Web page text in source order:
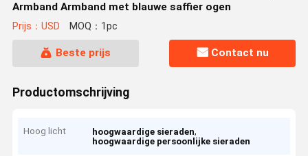
Armband Armband met blauwe saffier ogen
Prijs：USD MOQ：1pc
Beste prijs Contact nu
Productomschrijving
Hoog licht hoogwaardige sieraden,
hoogwaardige persoonlijke sieraden